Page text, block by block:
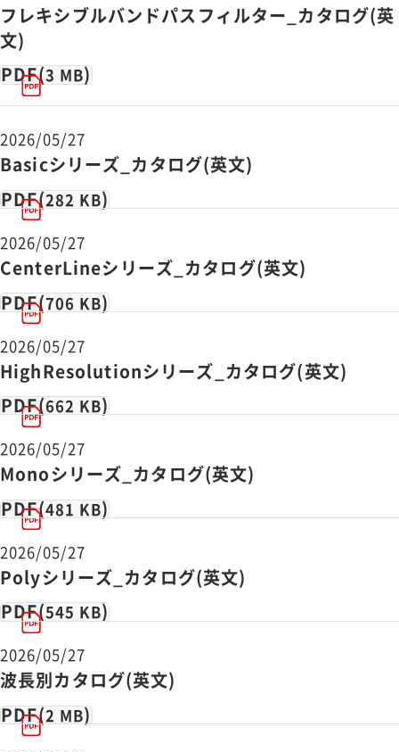
フレキシブルバンドパスフィルター_カタログ(英
文)
PDF(3 MB)
2026/05/27
Basicシリーズ_カタログ(英文)
PDF(282 KB)
2026/05/27
CenterLineシリーズ_カタログ(英文)
PDF(706 KB)
2026/05/27
HighResolutionシリーズ_カタログ(英文)
PDF(662 KB)
2026/05/27
Monoシリーズ_カタログ(英文)
PDF(481 KB)
2026/05/27
Polyシリーズ_カタログ(英文)
PDF(545 KB)
2026/05/27
波長別カタログ(英文)
PDF(2 MB)